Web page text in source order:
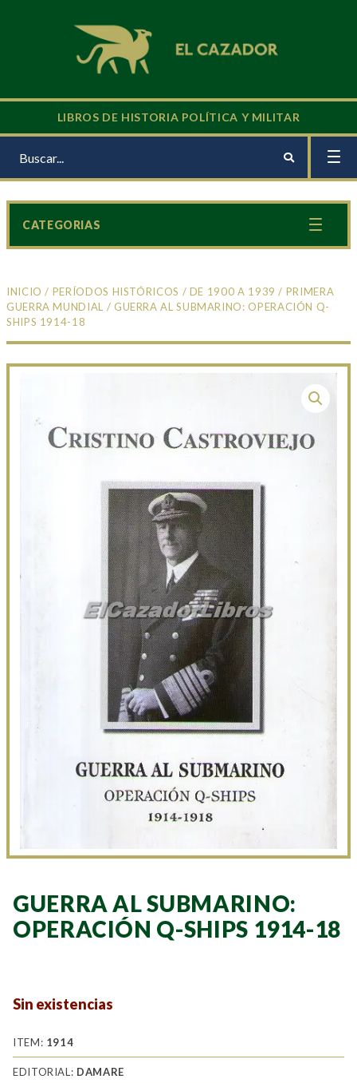
LIBROS DE HISTORIA POLÍTICA Y MILITAR
INICIO / PERÍODOS HISTÓRICOS / DE 1900 A 1939 / PRIMERA
GUERRA MUNDIAL / GUERRA AL SUBMARINO: OPERACIÓN Q-
SHIPS 1914-18
GUERRA AL SUBMARINO:
OPERACIÓN Q-SHIPS 1914-18
Sin existencias
ITEM: 1914
EDITORIAL: DAMARE
CATEGORIAS